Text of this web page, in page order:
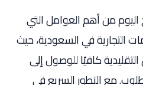
من أهم العوامل التي
التجارية في السعودية، حيث
كافيًا للوصول إلى
مع التطور السريع في